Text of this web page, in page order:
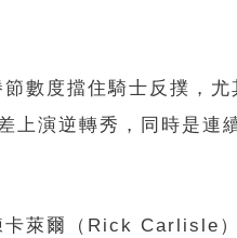
節數度擋住騎士反撲，
上演逆轉秀，同時是連
卡萊爾（Rick Carlisle